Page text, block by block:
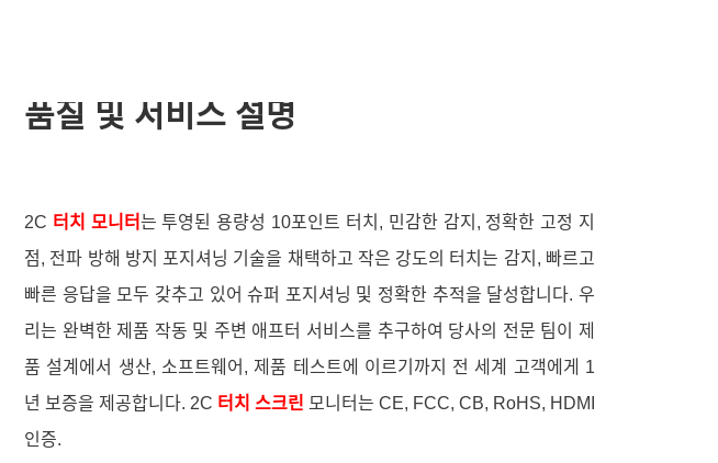
품질 및 서비스 설명
2C 터치 모니터는 투영된 용량성 10포인트 터치, 민감한 감지, 정확한 고정 지
점, 전파 방해 방지 포지셔닝 기술을 채택하고 작은 강도의 터치는 감지, 빠르고
빠른 응답을 모두 갖추고 있어 슈퍼 포지셔닝 및 정확한 추적을 달성합니다. 우
리는 완벽한 제품 작동 및 주변 애프터 서비스를 추구하여 당사의 전문 팀이 제
품 설계에서 생산, 소프트웨어, 제품 테스트에 이르기까지 전 세계 고객에게 1
년 보증을 제공합니다. 2C 터치 스크린 모니터는 CE, FCC, CB, RoHS, HDMI
인증.